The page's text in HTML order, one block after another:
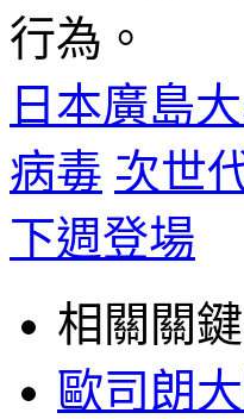
行為。
日本廣島
病毒 次世
下週登場
相關關
歐司朗